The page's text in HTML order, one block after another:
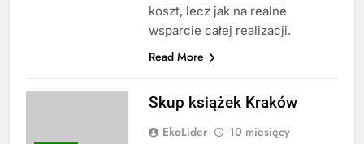
koszt, lecz jak na realne
wsparcie całej realizacji.
Read More
Skup książek Kraków
EkoLider
10 miesięcy